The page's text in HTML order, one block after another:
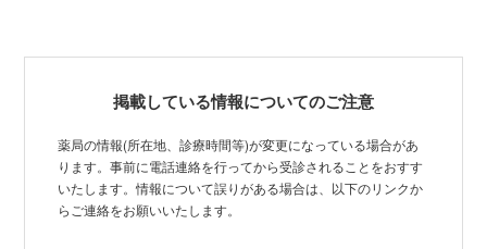
掲載している情報についてのご注意
薬局の情報(所在地、診療時間等)が変更になっている場合があ
ります。事前に電話連絡を行ってから受診されることをおすす
いたします。情報について誤りがある場合は、以下のリンクか
らご連絡をお願いいたします。